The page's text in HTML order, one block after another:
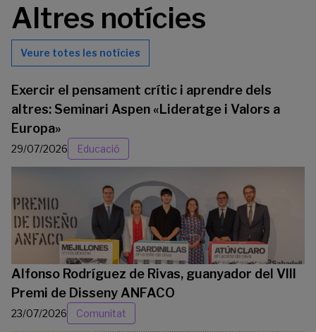
Altres notícies
Veure totes les notícies
Exercir el pensament crític i aprendre dels
altres: Seminari Aspen «Lideratge i Valors a
Europa»
29/07/2026 Educació
Alfonso Rodríguez de Rivas, guanyador del VIII
Premi de Disseny ANFACO
23/07/2026 Comunitat